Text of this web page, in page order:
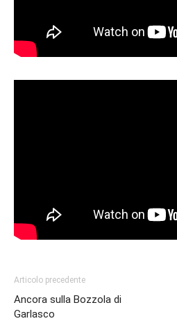
Articolo precedente
Ancora sulla Bozzola di
Garlasco